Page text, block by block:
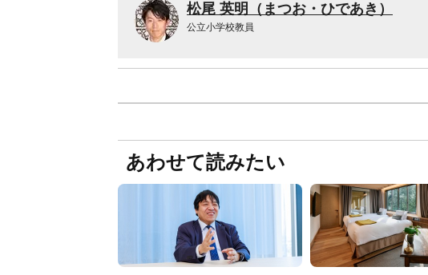
松尾 英明（まつお・ひであき）
公立小学校教員
あわせて読みたい